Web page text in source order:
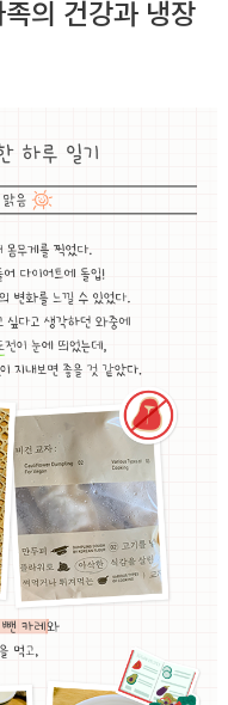
의 건강과 냉장